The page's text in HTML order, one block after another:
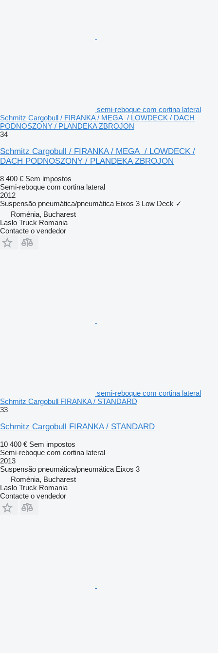
semi-reboque com cortina lateral
Schmitz Cargobull / FIRANKA / MEGA / LOWDECK / DACH
PODNOSZONY / PLANDEKA ZBROJON
34
Schmitz Cargobull / FIRANKA / MEGA / LOWDECK /
DACH PODNOSZONY / PLANDEKA ZBROJON
8 400 € Sem impostos
Semi-reboque com cortina lateral
2012
Suspensão pneumática/pneumática Eixos 3 Low Deck ✓
Roménia, Bucharest
Laslo Truck Romania
Contacte o vendedor
semi-reboque com cortina lateral
Schmitz Cargobull FIRANKA / STANDARD
33
Schmitz Cargobull FIRANKA / STANDARD
10 400 € Sem impostos
Semi-reboque com cortina lateral
2013
Suspensão pneumática/pneumática Eixos 3
Roménia, Bucharest
Laslo Truck Romania
Contacte o vendedor